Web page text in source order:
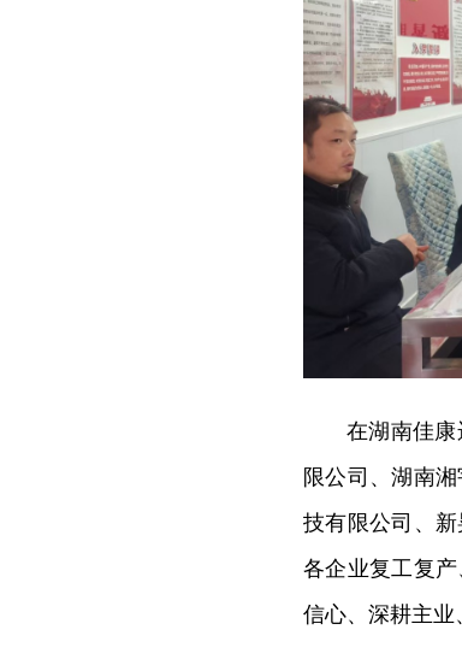
在湖南佳
限公司、湖南
技有限公司、
各企业复工复
信心、深耕主业